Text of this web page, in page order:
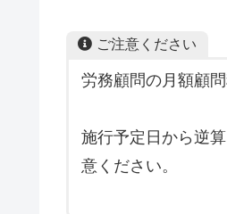
ご注意ください
労務顧問の月額顧
施行予定日から逆
意ください。